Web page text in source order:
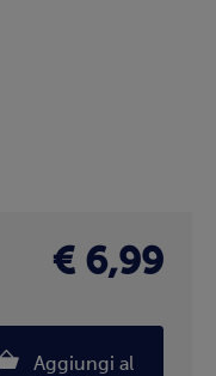
€ 6,99
Aggiungi al